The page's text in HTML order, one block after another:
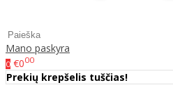
Mano paskyra
0 €000
Prekių krepšelis tuščias!